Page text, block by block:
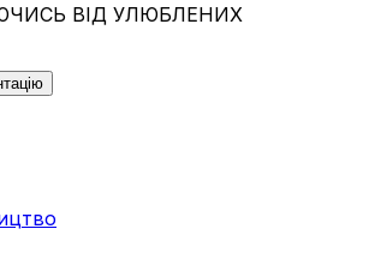
ВІД УЛЮБЛЕНИХ